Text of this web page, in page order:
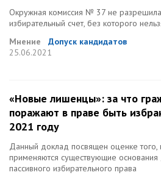
Окружная комиссия № 37 не разрешила
избирательный счет, без которого
Мнение
Допуск кандидатов
25.06.2021
«Новые лишенцы»: за что
поражают в праве быть
2021 году
Данный доклад посвящен оценке того,
применяются существующие
пассивного избирательного права